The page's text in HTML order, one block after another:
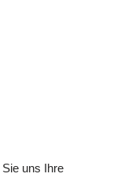
Sie uns Ihre